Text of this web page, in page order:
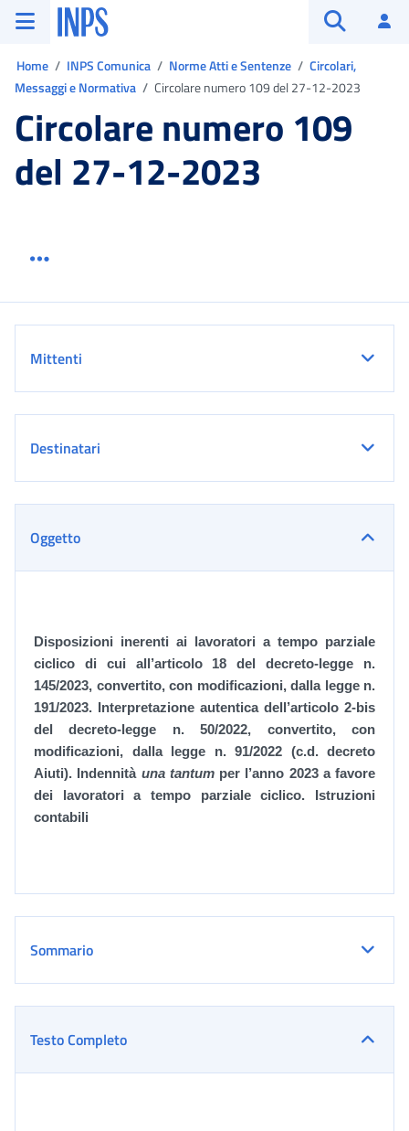
Vai al menu principale
Vai al contenuto principale
Vai al pie' di pagina
INPS ()
Home INPS Comunica Norme Atti e Sentenze
Circolari,
Messaggi e Normativa
Circolare numero 109 del 27-12-2023
Circolare numero 109
del 27-12-2023
Mittenti
Destinatari
Oggetto
Disposizioni inerenti ai lavoratori a tempo parziale
ciclico di cui all’articolo 18 del decreto-legge n.
145/2023, convertito, con modificazioni, dalla legge n.
191/2023. Interpretazione autentica dell’articolo 2-bis
del decreto-legge n. 50/2022, convertito, con
modificazioni, dalla legge n. 91/2022 (c.d. decreto
Aiuti). Indennità una tantumper l’anno 2023 a favore
dei lavoratori a tempo parziale ciclico. Istruzioni
contabili
Sommario
Testo Completo